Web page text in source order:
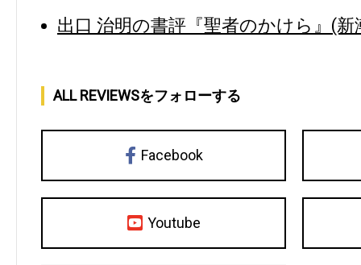
出口 治明の書評『聖者のかけら』(新
ALL REVIEWSをフォローする
Facebook
Youtube